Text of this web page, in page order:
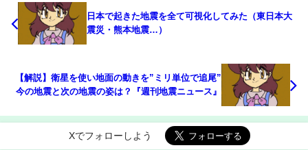
日本で起きた地震を全て可視化してみた（東日本大
震災・熊本地震…）
【解説】衛星を使い地面の動きを”ミリ単位で追尾”
今の地震と次の地震の姿は？『週刊地震ニュース』
Xでフォローしよう